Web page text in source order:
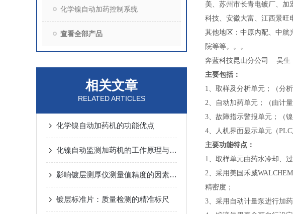
化学镍自动加药控制系统
查看全部产品
相关文章
RELATED ARTICLES
化学镍自动加药机的功能优点
化镍自动监测加药机的工作原理与应用研究
影响镀层测厚仪测量值精度的因素有哪些
镀层标准片：质量检测的精准标尺
美、苏州市长青电镀厂、加
科技、安徽大富、江西景旺
其他地区：中原内配、中航
院等等。。。
奔蓝科技昆山分公司 吴生
主要包括：
1、 取样及分析单元；（分析
2、
自动加药单元；（由计
3、 故障指示警报单元；（
4、人机界面显示单元（
主要功能特点：
1、 取样单元由药水冷却、过
2、采用美国禾威
精密度；
3、 采用自动计量泵进行加